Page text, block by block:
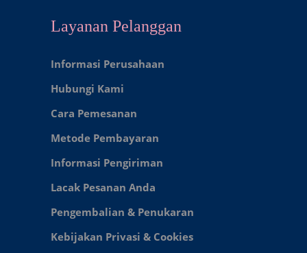
Layanan Pelanggan
Informasi Perusahaan
Hubungi Kami
Cara Pemesanan
Metode Pembayaran
Informasi Pengiriman
Lacak Pesanan Anda
Pengembalian & Penukaran
Kebijakan Privasi & Cookies